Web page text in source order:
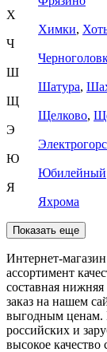
Х
Химки,
Ч
Ш
Шатура,
Щ
Щелково,
Э
Ю
Юбилейный
Я
Яхрома
Показать еще
Интернет-
ассортимент
составная
заказ на нашем
выгодным ценам.
российских и
высокое